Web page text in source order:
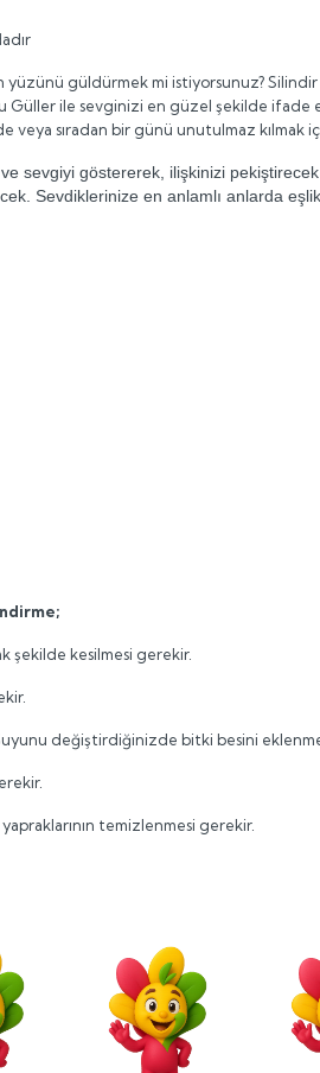
güldürmek mi istiyorsunuz?
Güllerile sevginizi en güzel şekilde ifade
veya sıradan bir günü unutulmaz kılmak
sevgiyi göstererek, ilişkinizi
Sevdiklerinize en anlamlı anlarda
şekilde kesilmesi gerekir.
değiştirdiğinizde bitki besini
temizlenmesi gerekir.